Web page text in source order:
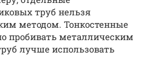
труб нельзя
методом. Тонкостенные
пробивать металлическим
лучше использовать